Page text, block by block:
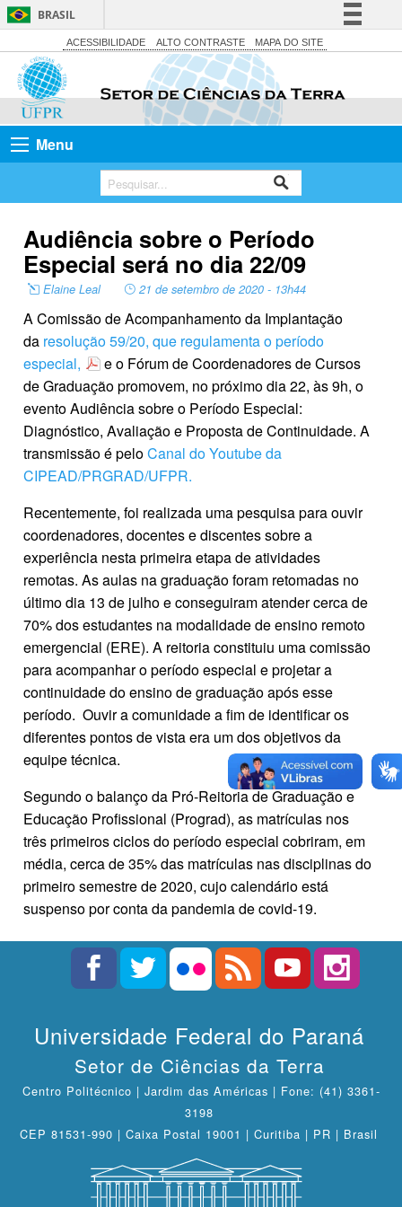
BRASIL
Simplifique!
Comunica BR
Participe
Acesso à informação
Canais
ACESSIBILIDADE ALTO CONTRASTE MAPA DO SITE
Menu
Audiência sobre o Período
Especial será no dia 22/09
Elaine Leal 21 de setembro de 2020 - 13h44
A Comissão de Acompanhamento da Implantação
da resolução 59/20, que regulamenta o período
especial,
e o Fórum de Coordenadores de Cursos
de Graduação promovem, no próximo dia 22, às 9h, o
evento Audiência sobre o Período Especial:
Diagnóstico, Avaliação e Proposta de Continuidade. A
transmissão é peloCanal do Youtube da
CIPEAD/PRGRAD/UFPR.
Recentemente, foi realizada uma pesquisa para ouvir
coordenadores, docentes e discentes sobre a
experiência nesta primeira etapa de atividades
remotas. As aulas na graduação foram retomadas no
último dia 13 de julho e conseguiram atender cerca de
70% dos estudantes na modalidade de ensino remoto
emergencial (ERE). A reitoria constituiu uma comissão
para acompanhar o período especial e projetar a
continuidade do ensino de graduação após esse
período. Ouvir a comunidade a fim de identificar os
diferentes pontos de vista era um dos objetivos da
equipe técnica.
Segundo o balanço da Pró-Reitoria de Graduação e
Educação Profissional (Prograd), as matrículas nos
três primeiros ciclos do período especial cobriram, em
média, cerca de 35% das matrículas nas disciplinas do
primeiro semestre de 2020, cujo calendário está
suspenso por conta da pandemia de covid-19.
Universidade Federal do Paraná
Setor de Ciências da Terra
Centro Politécnico | Jardim das Américas | Fone: (41) 3361-
3198
CEP 81531-990 | Caixa Postal 19001 | Curitiba | PR | Brasil